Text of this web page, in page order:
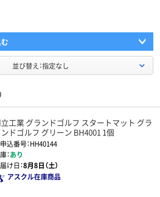
並び替え：指定なし
工業 グランドゴルフ スタートマット グラ
ドゴルフ グリーン BH4001 1個
込番号：HH40144
：あり
け日：8月8日（土）
アスクル在庫商品